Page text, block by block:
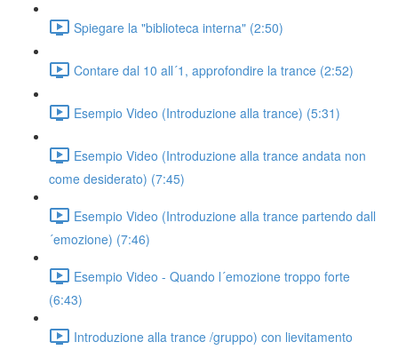
Spiegare la "biblioteca interna" (2:50)
Contare dal 10 all´1, approfondire la trance (2:52)
Esempio Video (Introduzione alla trance) (5:31)
Esempio Video (Introduzione alla trance andata non
come desiderato) (7:45)
Esempio Video (Introduzione alla trance partendo dall
´emozione) (7:46)
Esempio Video - Quando l´emozione troppo forte
(6:43)
Introduzione alla trance /gruppo) con lievitamento